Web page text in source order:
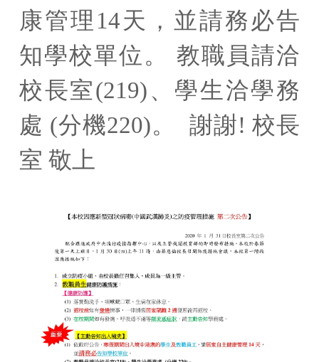
康管理14天，並請務必告
知學校單位。 教職員請洽
校長室(219)、學生洽學務
處 (分機220)。 謝謝! 校長
室 敬上